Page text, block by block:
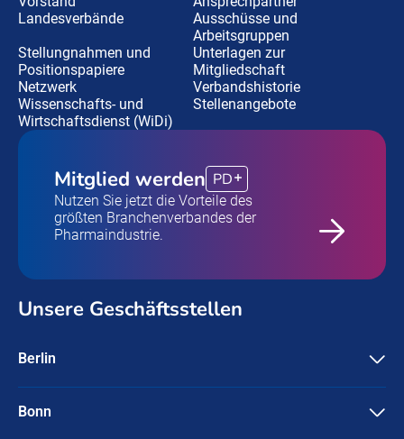
Landesverbände
Ausschüsse und
Arbeitsgruppen
Stellungnahmen und
Positionspapiere
Unterlagen zur
Mitgliedschaft
Netzwerk
Verbandshistorie
Wissenschafts- und
Wirtschaftsdienst (WiDi)
Stellenangebote
Mitglied werden PD
Nutzen Sie jetzt die Vorteile des
größten Branchenverbandes der
Pharmaindustrie.
Unsere Geschäftsstellen
Berlin
10117 Berlin
Bonn